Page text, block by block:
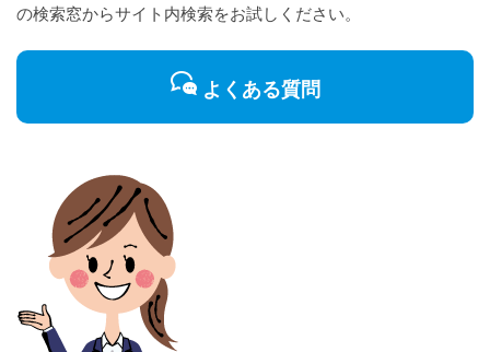
会員ページ
Webメール
サイトマップ
各種申請書
サイト内検索
の検索窓からサイト内検索をお試しください。
よくある質問